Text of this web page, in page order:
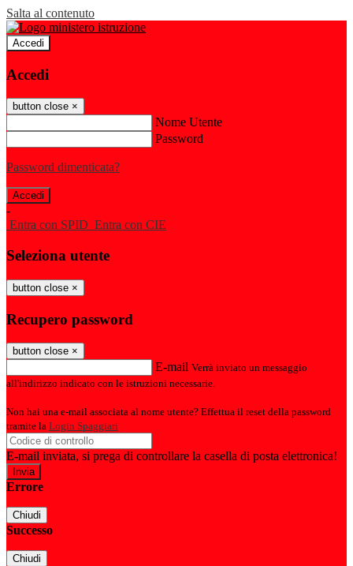
Salta al contenuto
Accedi
Accedi
button close ×
Nome Utente
Password
Password dimenticata?
-
Entra con SPID Entra con CIE
Seleziona utente
button close ×
Recupero password
button close ×
E-mail Verrà inviato un messaggio
all'indirizzo indicato con le istruzioni necessarie.
Non hai una e-mail associata al nome utente? Effettua il reset della password
tramite la Login Spaggiari
E-mail inviata, si prega di controllare la casella di posta elettronica!
Errore
Chiudi
Successo
Chiudi